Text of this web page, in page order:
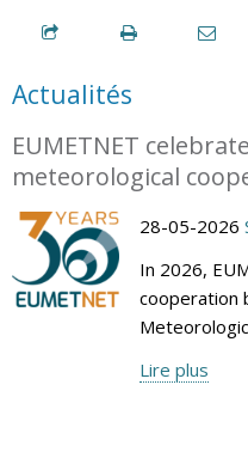
Actualités
EUMETNET
meteorological
28-05-2026
In 2026,
cooperation
Lire plus